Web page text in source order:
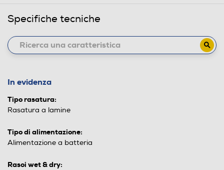
Specifiche tecniche
In evidenza
Tipo rasatura:
Rasatura a lamine
Tipo di alimentazione:
Alimentazione a batteria
Rasoi wet & dry: